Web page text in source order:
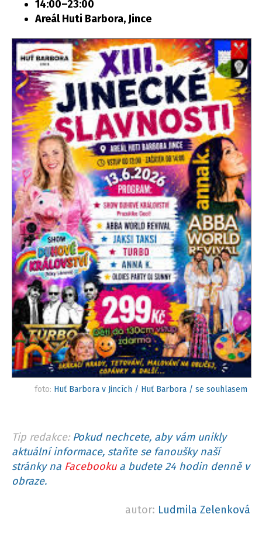
14:00–23:00
Areál Huti Barbora, Jince
foto: Huť Barbora v Jincích / Huť Barbora / se souhlasem
Tip redakce: Pokud nechcete, aby vám unikly
aktuální informace, staňte se fanoušky naší
stránky na Facebookua budete 24 hodin denně v
obraze.
autor: Ludmila Zelenková